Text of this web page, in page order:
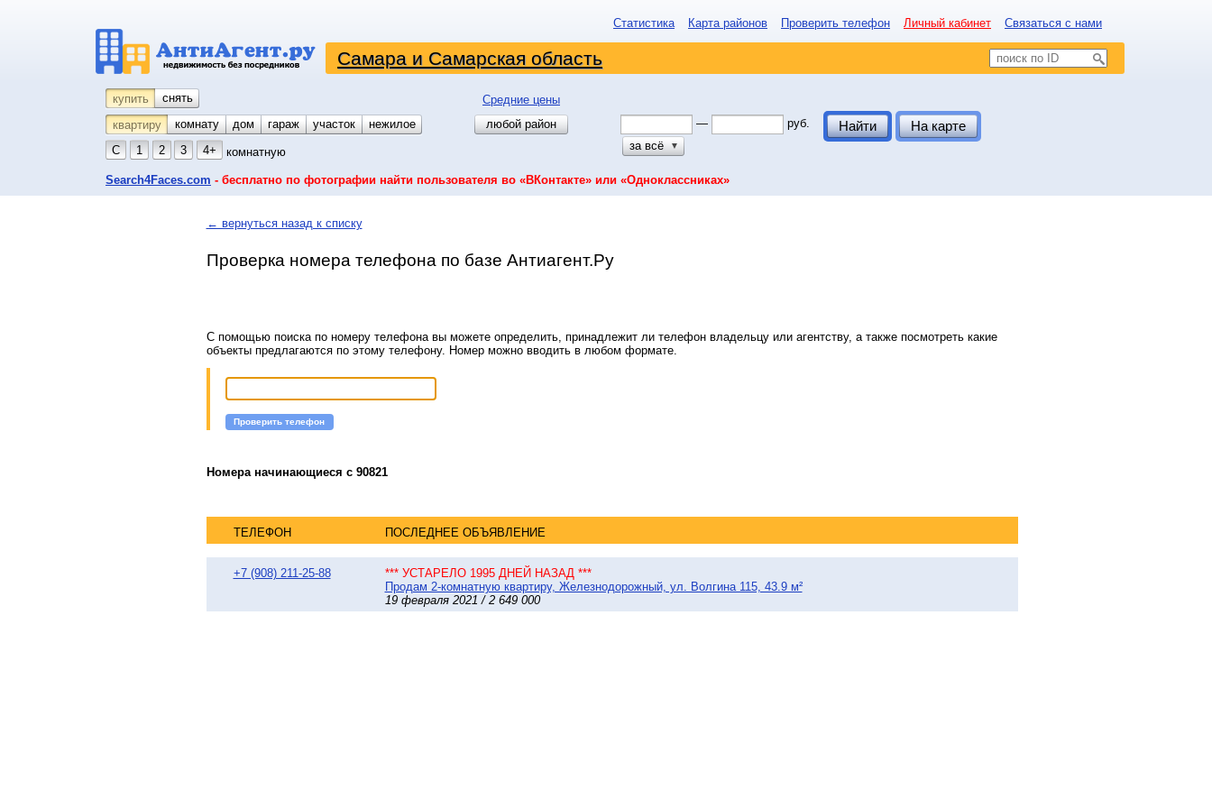
Статистика Карта районов Проверить телефон Личный кабинет Связаться с нами
Самара и Самарская область
купить снять
Средние цены
квартиру
комнату койко-место
дом гараж участок
нежилое
С
1 2 3 4+ комнатную
любой район —
руб.
за всё
▼
Найти На карте
Search4Faces.com - бесплатно по фотографии найти пользователя во «ВКонтакте» или «Одноклассниках»
← вернуться назад к списку
Проверка номера телефона по базе Антиагент.Ру
С помощью поиска по номеру телефона вы можете определить, принадлежит ли телефон владельцу или агентству, а также посмотреть какие
объекты предлагаются по этому телефону. Номер можно вводить в любом формате.
Проверить телефон
Номера начинающиеся с 90821
ТЕЛЕФОН ПОСЛЕДНЕЕ ОБЪЯВЛЕНИЕ
+7 (908) 211-25-88
*** УСТАРЕЛО 1995 ДНЕЙ НАЗАД ***
Продам 2-комнатную квартиру, Железнодорожный, ул. Волгина 115, 43.9 м²
19 февраля 2021 / 2 649 000